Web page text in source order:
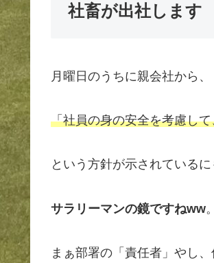
社畜が出社します
月曜日のうちに親会社から、
「社員の身の安全を考慮し
という方針が示されている
サラリーマンの鏡ですねww。
まぁ部署の「責任者」やし